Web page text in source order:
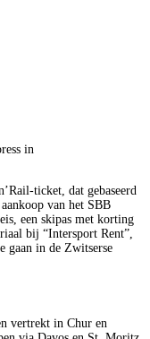
in
ticket, dat gebaseerd
van het SBB
een skipas met korting
bij “Intersport Rent”,
gaan in de Zwitserse
vertrekt in Chur en